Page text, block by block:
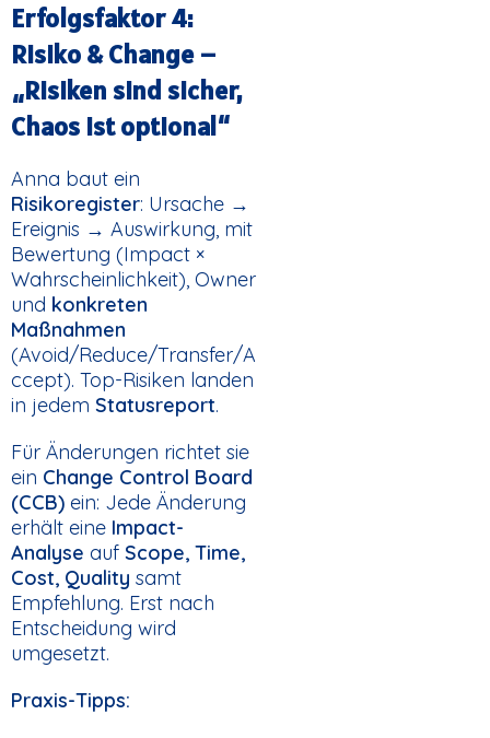
Erfolgsfaktor 4:
Risiko & Change –
„Risiken sind sicher,
Chaos ist optional“
Anna baut ein
Risikoregister: Ursache →
Ereignis → Auswirkung, mit
Bewertung (Impact ×
Wahrscheinlichkeit), Owner
und konkreten
Maßnahmen
(Avoid/Reduce/Transfer/A
ccept). Top-Risiken landen
in jedem Statusreport.
Für Änderungen richtet sie
ein Change Control Board
(CCB) ein: Jede Änderung
erhält eine Impact-
Analyse auf Scope, Time,
Cost, Quality samt
Empfehlung. Erst nach
Entscheidung wird
umgesetzt.
Praxis-Tipps: